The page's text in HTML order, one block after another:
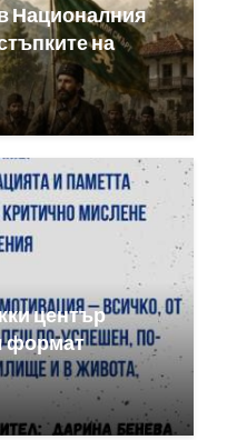
Националния
на
център
формат